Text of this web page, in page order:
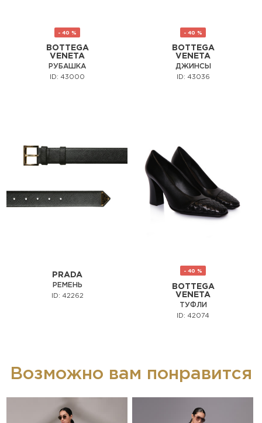
- 40 %
BOTTEGA
VENETA
РУБАШКА
ID: 43000
- 40 %
BOTTEGA
VENETA
ДЖИНСЫ
ID: 43036
PRADA
РЕМЕНЬ
ID: 42262
- 40 %
BOTTEGA
VENETA
ТУФЛИ
ID: 42074
Возможно вам понравится